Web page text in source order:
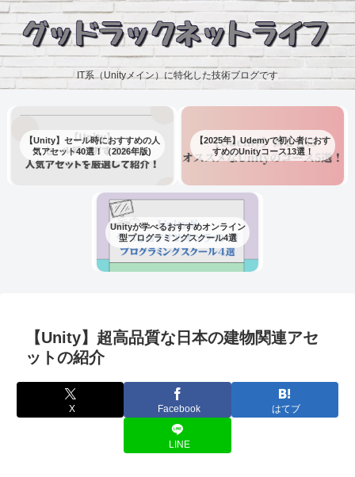
IT系（Unityメイン）に特化した技術ブログです
【Unity】セール時におすすめの人
気アセット40選！（2026年版)
【2025年】Udemyで初心者におす
すめのUnityコース13選！
Unityが学べるおすすめオンライン
型プログラミングスクール4選
【Unity】超高品質な日本の建物関連アセ
ットの紹介
X Facebook はてブ
LINE